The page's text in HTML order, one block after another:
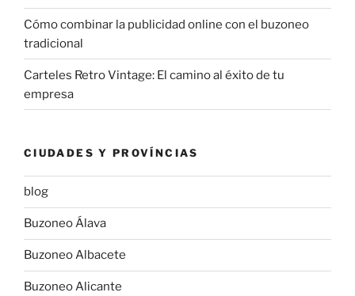
Cómo combinar la publicidad online con el buzoneo
tradicional
Carteles Retro Vintage: El camino al éxito de tu
empresa
CIUDADES Y PROVÍNCIAS
blog
Buzoneo Álava
Buzoneo Albacete
Buzoneo Alicante